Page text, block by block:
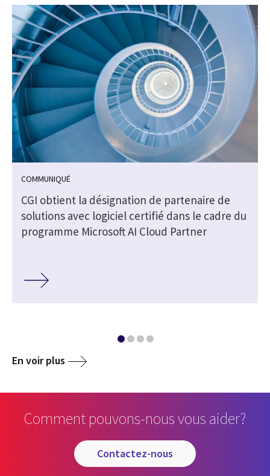
COMMUNIQUÉ
CGI obtient la désignation de partenaire de
solutions avec logiciel certifié dans le cadre du
programme Microsoft AI Cloud Partner
En voir plus
Comment pouvons-nous vous aider?
contactez-nous